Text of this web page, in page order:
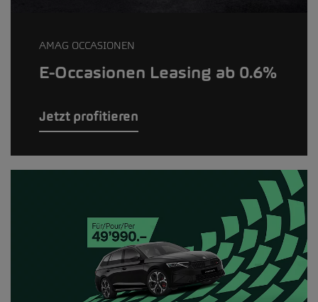
AMAG OCCASIONEN
E-Occasionen Leasing ab 0.6%
Jetzt profitieren